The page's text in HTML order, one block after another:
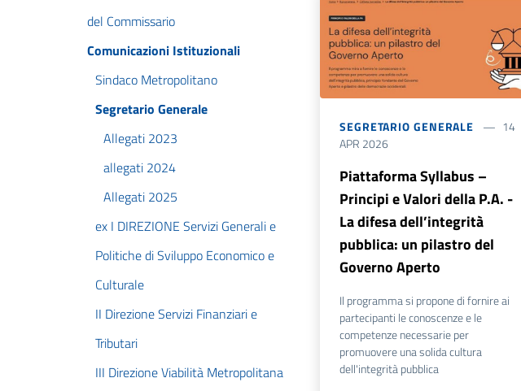
del Commissario
Comunicazioni Istituzionali
Sindaco Metropolitano
Segretario Generale
Allegati 2023
allegati 2024
Allegati 2025
ex I DIREZIONE Servizi Generali e
Politiche di Sviluppo Economico e
Culturale
II Direzione Servizi Finanziari e
Tributari
III Direzione Viabilità Metropolitana
SEGRETARIO GENERALE
14
APR 2026
Piattaforma Syllabus –
Principi e Valori della P.A. -
La difesa dell’integrità
pubblica: un pilastro del
Governo Aperto
Il programma si propone di fornire ai
partecipanti le conoscenze e le
competenze necessarie per
promuovere una solida cultura
dell'integrità pubblica